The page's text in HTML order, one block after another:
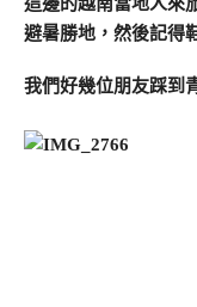
避暑勝地，然後記得
我們好幾位朋友踩到